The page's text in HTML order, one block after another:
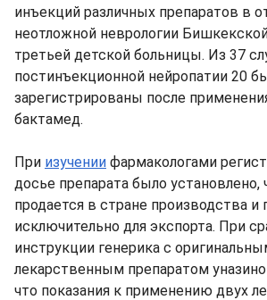
инъекций различных препаратов в
неотложной неврологии
третьей детской больницы. Из 37
постинъекционной нейропатии 20
зарегистрированы после
бактамед.
При изучении фармакологами
досье препарата было установлено,
продается в стране производства и
исключительно для экспорта. При
инструкции генерика с
лекарственным препаратом
что показания к применению двух